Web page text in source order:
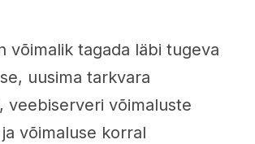
võimalik tagada läbi tugeva
uusima tarkvara
veebiserveri võimaluste
võimaluse korral